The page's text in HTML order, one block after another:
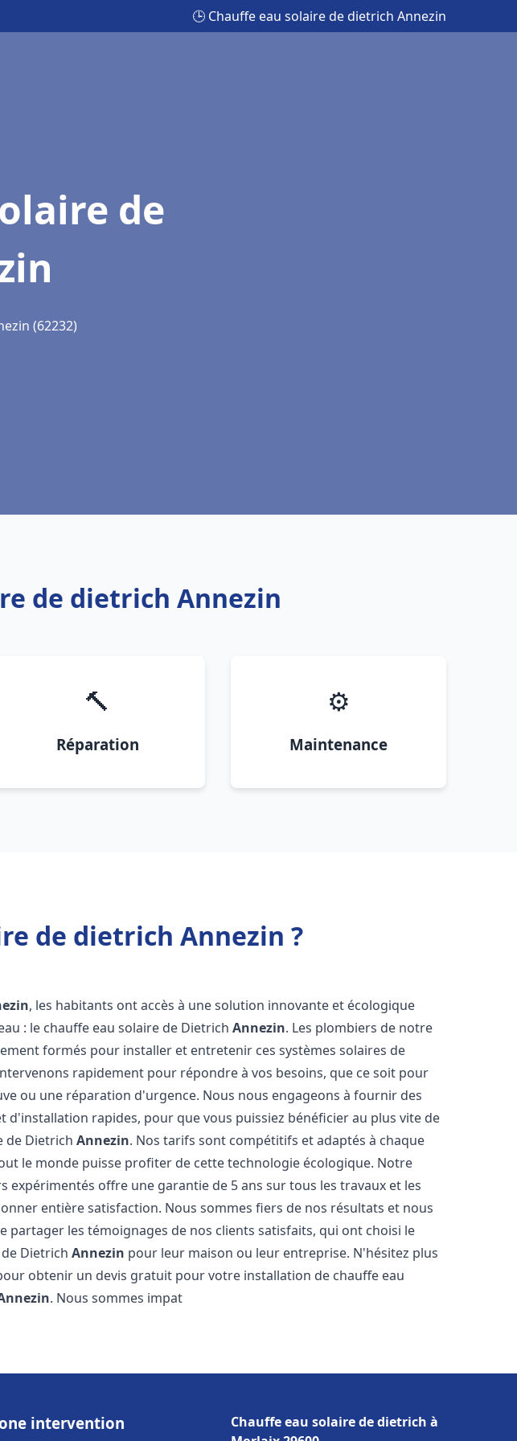
🕒 Chauffe eau solaire de dietrich Annezin
de
(62232)
de dietrich Annezin
🔨
Réparation
⚙️
Maintenance
de dietrich Annezin ?
, les habitants ont accès à une solution innovante et écologique
: le chauffe eau solaire de DietrichAnnezin. Les plombiers de notre
formés pour installer et entretenir ces systèmes solaires de
rapidement pour répondre à vos besoins, que ce soit pour
ou une réparation d'urgence. Nous nous engageons à fournir des
d'installation rapides, pour que vous puissiez bénéficier au plus vite de
de DietrichAnnezin. Nos tarifs sont compétitifs et adaptés à chaque
le monde puisse profiter de cette technologie écologique. Notre
expérimentés offre une garantie de 5 ans sur tous les travaux et les
entière satisfaction. Nous sommes fiers de nos résultats et nous
partager les témoignages de nos clients satisfaits, qui ont choisi le
de DietrichAnnezin pour leur maison ou leur entreprise. N'hésitez plus
obtenir un devis gratuit pour votre installation de chauffe eau
. Nous sommes impat
intervention
Chauffe eau solaire de dietrich à